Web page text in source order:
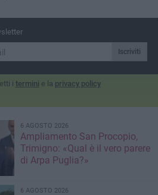
Iscriviti
i termini e la privacy policy
6 AGOSTO 2026
Ampliamento San Procopio,
Trimigno: «Qual è il vero parere
di Arpa Puglia?»
6 AGOSTO 2026